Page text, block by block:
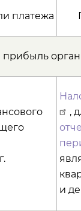
платежа
прибыль
,
и